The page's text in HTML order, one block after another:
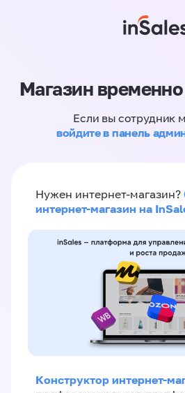
Магазин
Если вы сотрудник
войдите в панель
Нужен интернет-магазин?
интернет-магазин на
Конструктор интернет-